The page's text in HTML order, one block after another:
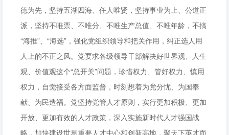
德为先，坚持五湖四海、任人唯贤，坚持事业为上、公道正
派，坚持不唯票、不唯分、不唯生产总值、不唯年龄，不搞
“海推”、“海选”，强化党组织领导和把关作用，纠正选人用
人上的不正之风。党要求各级领导干部解决好世界观、人生
观、价值观这个“总开关”问题，珍惜权力、管好权力、慎用
权力，自觉接受各方面监督，时刻想着为党分忧、为国奉
献、为民造福。党坚持党管人才原则，实行更加积极、更加
开放、更加有效的人才政策，深入实施新时代人才强国战
略，加快建设世界重要人才中心和创新高地，聚天下英才而